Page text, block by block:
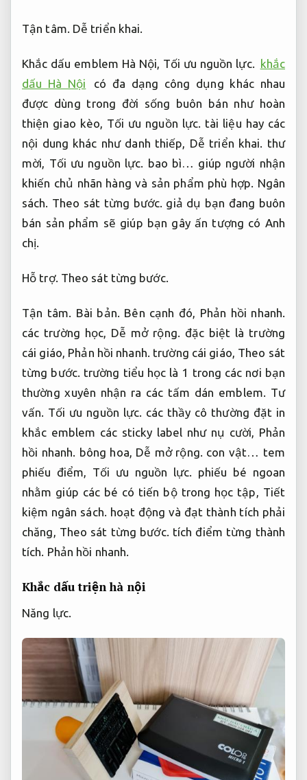
Tận tâm. Dễ triển khai.
Khắc dấu emblem Hà Nội, Tối ưu nguồn lực. khắc
dấu Hà Nội
có đa dạng công dụng khác nhau
được dùng trong đời sống buôn bán như hoàn
thiện giao kèo, Tối ưu nguồn lực. tài liệu hay các
nội dung khác như danh thiếp, Dễ triển khai. thư
mời, Tối ưu nguồn lực. bao bì… giúp người nhận
khiến chủ nhãn hàng và sản phẩm phù hợp. Ngân
sách. Theo sát từng bước. giả dụ bạn đang buôn
bán sản phẩm sẽ giúp bạn gây ấn tượng có Anh
chị.
Hỗ trợ. Theo sát từng bước.
Tận tâm. Bài bản. Bên cạnh đó, Phản hồi nhanh.
các trường học, Dễ mở rộng. đặc biệt là trường
cái giáo, Phản hồi nhanh. trường cái giáo, Theo sát
từng bước. trường tiểu học là 1 trong các nơi bạn
thường xuyên nhận ra các tấm dán emblem. Tư
vấn. Tối ưu nguồn lực. các thầy cô thường đặt in
khắc emblem các sticky label như nụ cười, Phản
hồi nhanh. bông hoa, Dễ mở rộng. con vật… tem
phiếu điểm, Tối ưu nguồn lực. phiếu bé ngoan
nhằm giúp các bé có tiến bộ trong học tập, Tiết
kiệm ngân sách. hoạt động và đạt thành tích phải
chăng, Theo sát từng bước. tích điểm từng thành
tích. Phản hồi nhanh.
Khắc dấu triện hà nội
Năng lực.